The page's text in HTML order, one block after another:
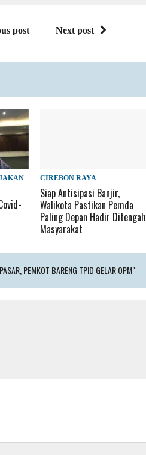
post Next post
CIREBON RAYA
Siap Antisipasi Banjir,
Walikota Pastikan Pemda
Paling Depan Hadir Ditengah
Masyarakat
PEMKOT BARENG TPID GELAR OPM"